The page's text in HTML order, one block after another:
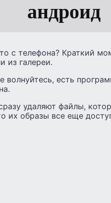
андроид
с телефона? Краткий
из галереи.
волнуйтесь, есть
удаляют файлы,
их образы все еще